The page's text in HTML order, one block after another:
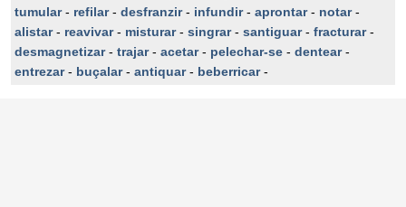
tumular- refilar- desfranzir- infundir- aprontar- notar-
alistar- reavivar- misturar- singrar- santiguar- fracturar-
desmagnetizar- trajar- acetar- pelechar-se - dentear-
entrezar- buçalar- antiquar- beberricar-